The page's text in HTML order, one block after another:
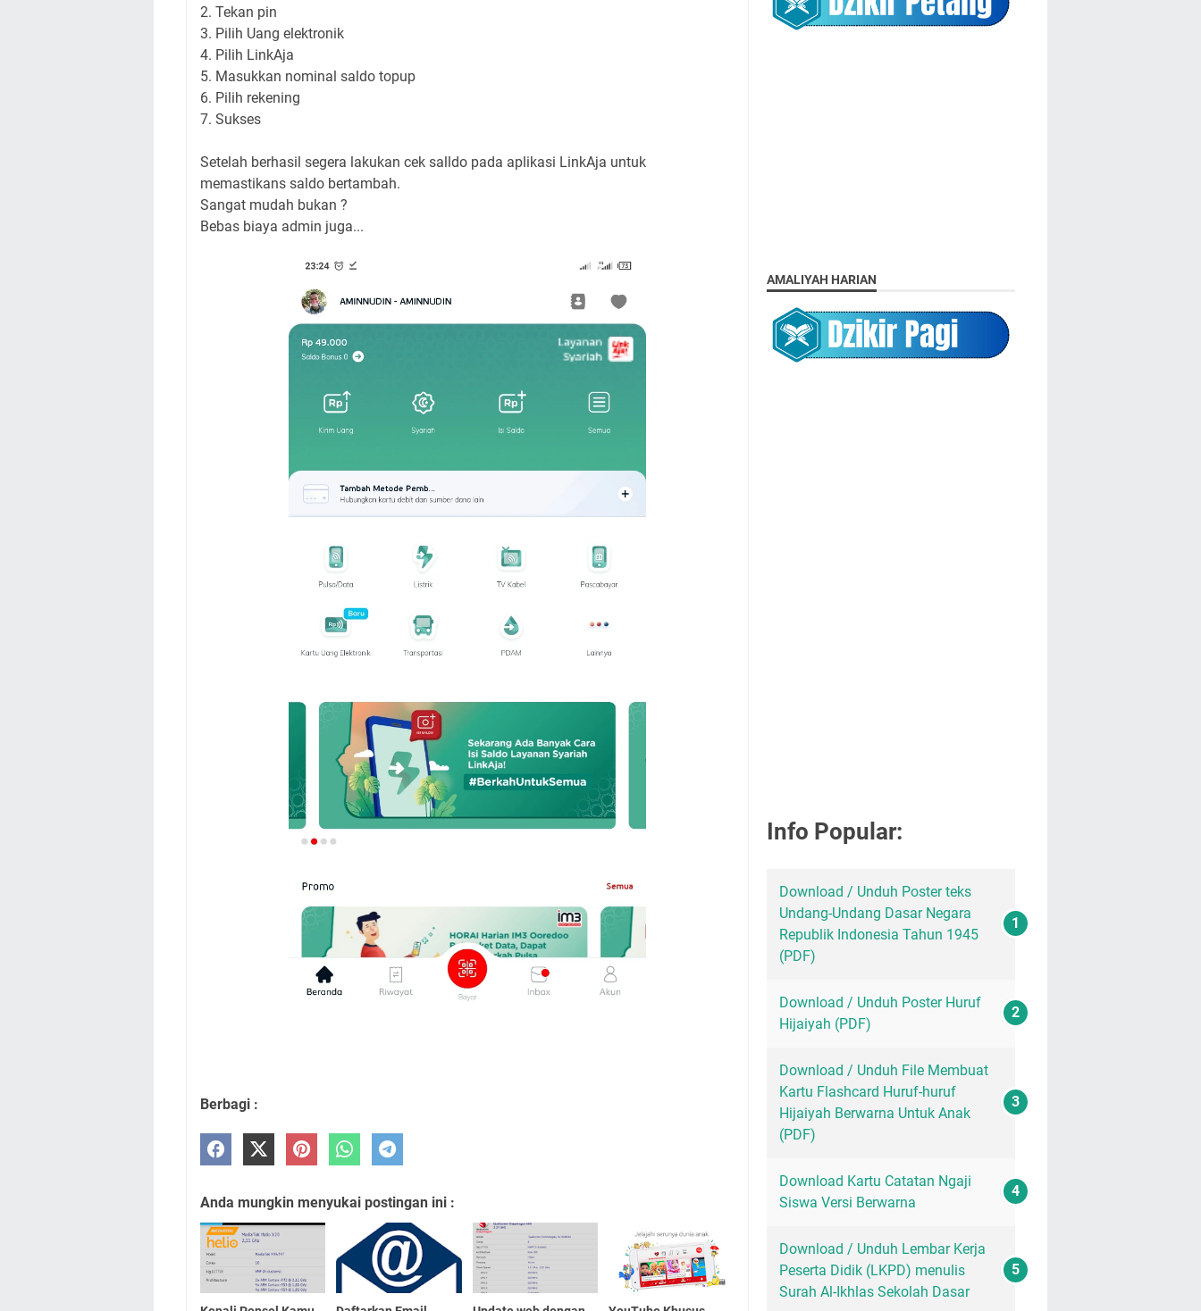
2. Tekan pin
3. Pilih Uang elektronik
4. Pilih LinkAja
5. Masukkan nominal saldo topup
6. Pilih rekening
7. Sukses
Setelah berhasil segera lakukan cek salldo pada aplikasi LinkAja untuk
memastikans saldo bertambah.
Sangat mudah bukan ?
Bebas biaya admin juga...
Berbagi :
Anda mungkin menyukai postingan ini :
AMALIYAH HARIAN
Info Popular:
Download / Unduh Poster teks
Undang-Undang Dasar Negara
Republik Indonesia Tahun 1945
(PDF)
Download / Unduh Poster Huruf
Hijaiyah (PDF)
Download / Unduh File Membuat
Kartu Flashcard Huruf-huruf
Hijaiyah Berwarna Untuk Anak
(PDF)
Download Kartu Catatan Ngaji
Siswa Versi Berwarna
Download / Unduh Lembar Kerja
Peserta Didik (LKPD) menulis
Surah Al-Ikhlas Sekolah Dasar